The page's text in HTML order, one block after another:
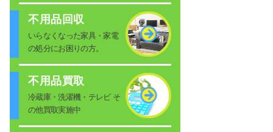
不用品回収
いらなくなった家具・家電
の処分にお困りの方。
不用品買取
冷蔵庫・洗濯機・テレビ そ
の他買取実施中